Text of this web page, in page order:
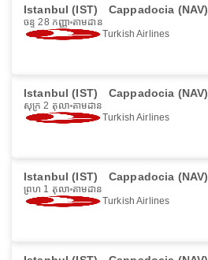
Istanbul (IST) Cappadocia (NAV)
ចន្ទ 28 កញ្ញា តាមដាន
Turkish Airlines
Istanbul (IST) Cappadocia (NAV)
សុក្រ 2 តុលា តាមដាន
Turkish Airlines
Istanbul (IST) Cappadocia (NAV)
ព្រហ 1 តុលា តាមដាន
Turkish Airlines